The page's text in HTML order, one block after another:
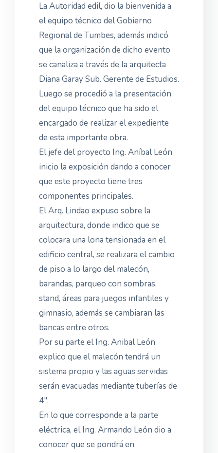
La Autoridad edil, dio la bienvenida a
el equipo técnico del Gobierno
Regional de Tumbes, además indicó
que la organización de dicho evento
se canaliza a través de la arquitecta
Diana Garay Sub. Gerente de Estudios.
Luego se procedió a la presentación
del equipo técnico que ha sido el
encargado de realizar el expediente
de esta importante obra.
El jefe del proyecto Ing. Aníbal León
inicio la exposición dando a conocer
que este proyecto tiene tres
componentes principales.
El Arq. Lindao expuso sobre la
arquitectura, donde indico que se
colocara una lona tensionada en el
edificio central, se realizara el cambio
de piso a lo largo del malecón,
barandas, parqueo con sombras,
stand, áreas para juegos infantiles y
gimnasio, además se cambiaran las
bancas entre otros.
Por su parte el Ing. Anibal León
explico que el malecón tendrá un
sistema propio y las aguas servidas
serán evacuadas mediante tuberías de
4".
En lo que corresponde a la parte
eléctrica, el Ing. Armando León dio a
conocer que se pondrá en